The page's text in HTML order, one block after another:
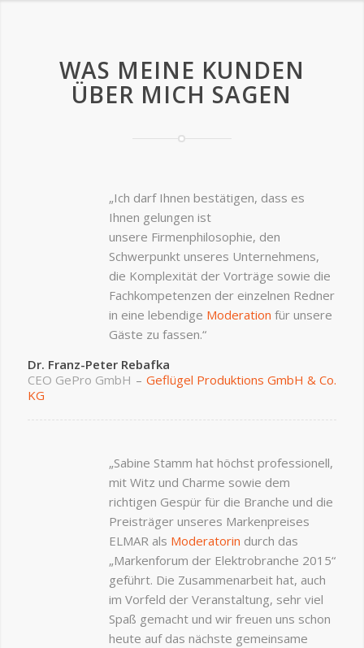
WAS MEINE KUNDEN
ÜBER MICH SAGEN
„Ich darf Ihnen bestätigen, dass es
Ihnen gelungen ist
unsere Firmenphilosophie, den
Schwerpunkt unseres Unternehmens,
die Komplexität der Vorträge sowie die
Fachkompetenzen der einzelnen Redner
in eine lebendige Moderation für unsere
Gäste zu fassen.“
Dr. Franz-Peter Rebafka
CEO GePro GmbH – Geflügel Produktions GmbH & Co.
KG
„Sabine Stamm hat höchst professionell,
mit Witz und Charme sowie dem
richtigen Gespür für die Branche und die
Preisträger unseres Markenpreises
ELMAR als Moderatorin durch das
„Markenforum der Elektrobranche 2015“
geführt. Die Zusammenarbeit hat, auch
im Vorfeld der Veranstaltung, sehr viel
Spaß gemacht und wir freuen uns schon
heute auf das nächste gemeinsame